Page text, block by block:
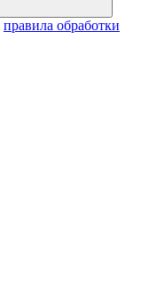
правила обработки